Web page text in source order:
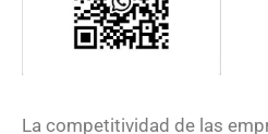
La competitividad de las